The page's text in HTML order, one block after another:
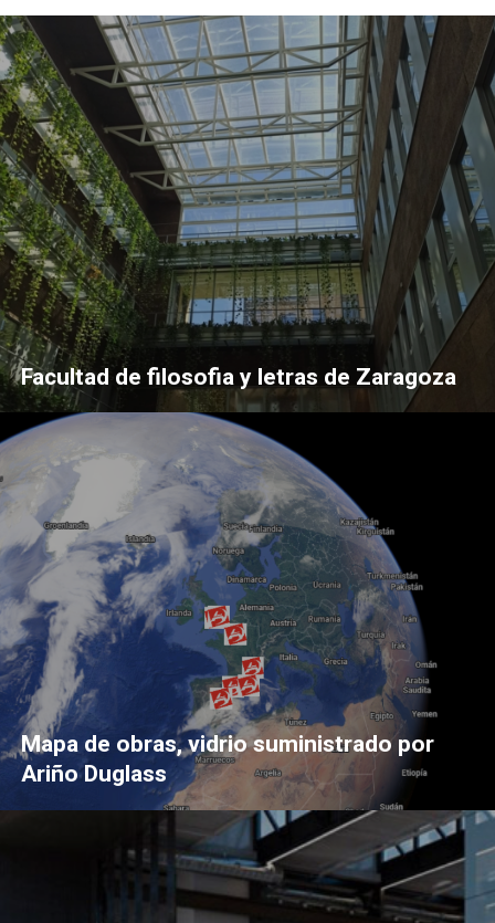
Facultad de filosofia y letras de Zaragoza
Mapa de obras, vidrio suministrado por
Ariño Duglass